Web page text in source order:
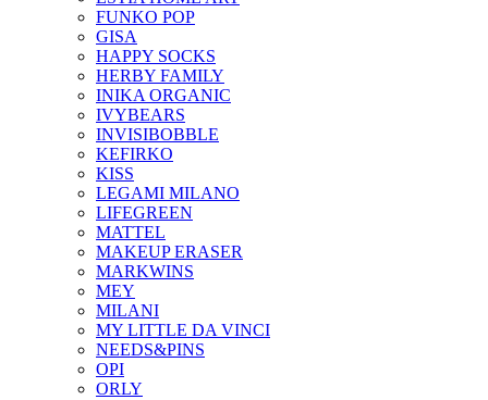
FUNKO POP
GISA
HAPPY SOCKS
HERBY FAMILY
INIKA ORGANIC
IVYBEARS
INVISIBOBBLE
KEFIRKO
KISS
LEGAMI MILANO
LIFEGREEN
MATTEL
MAKEUP ERASER
MARKWINS
MEY
MILANI
MY LITTLE DA VINCI
NEEDS&PINS
OPI
ORLY